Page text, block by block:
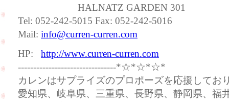
HALNATZ GARDEN 301
Tel: 052-242-5015 Fax: 052-242-5016
Mail: info@curren-curren.com
HP: http://www.curren-curren.com
--------------------------------*☆*☆*☆*
カレンはサプライズのプロポーズを応援してお
愛知県、岐阜県、三重県、長野県、静岡県、福